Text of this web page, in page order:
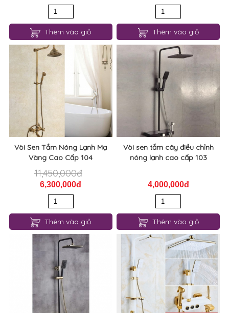
Thêm vào giỏ Thêm vào giỏ
Vòi Sen Tắm Nóng Lạnh Mạ
Vàng Cao Cấp 104
11,450,000đ
6,300,000đ
Thêm vào giỏ
Vòi sen tắm cây điều chỉnh
nóng lạnh cao cấp 103
4,000,000đ
Thêm vào giỏ